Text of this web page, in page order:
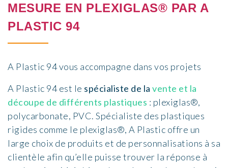
MESURE EN PLEXIGLAS® PAR A
PLASTIC 94
A Plastic 94 vous accompagne dans vos projets
A Plastic 94 est le spécialiste de la vente et la
découpe de différents plastiques : plexiglas®,
polycarbonate, PVC. Spécialiste des plastiques
rigides comme le plexiglas®, A Plastic offre un
large choix de produits et de personnalisations à sa
clientèle afin qu’elle puisse trouver la réponse à